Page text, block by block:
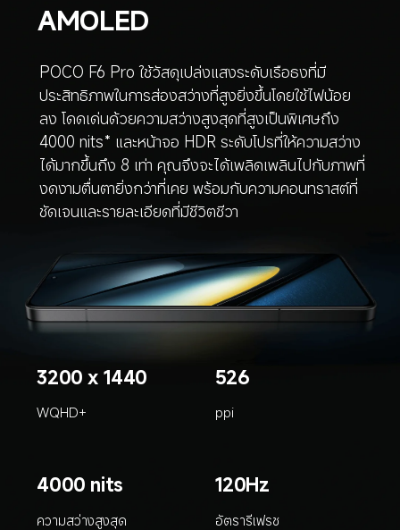
AMOLED
POCO F6 Pro ใช้วัสดุเปล่งแสงระดับเรือธงที่มี
ประสิทธิภาพในการส่องสว่างที่สูงยิ่งขึ้นโดยใช้ไฟน้อย
ลง โดดเด่นด้วยความสว่างสูงสุดที่สูงเป็นพิเศษถึง
4000 nits* และหน้าจอ HDR ระดับโปรที่ให้ความสว่าง
ได้มากขึ้นถึง 8 เท่า คุณจึงจะได้เพลิดเพลินไปกับภาพที่
งดงามตื่นตายิ่งกว่าที่เคย พร้อมกับความคอนทราสต์ที่
ชัดเจนและรายละเอียดที่มีชีวิตชีวา
3200 x 1440
WQHD+
526
ppi
4000 nits
ความสว่างสูงสุด
120Hz
อัตรารีเฟรช